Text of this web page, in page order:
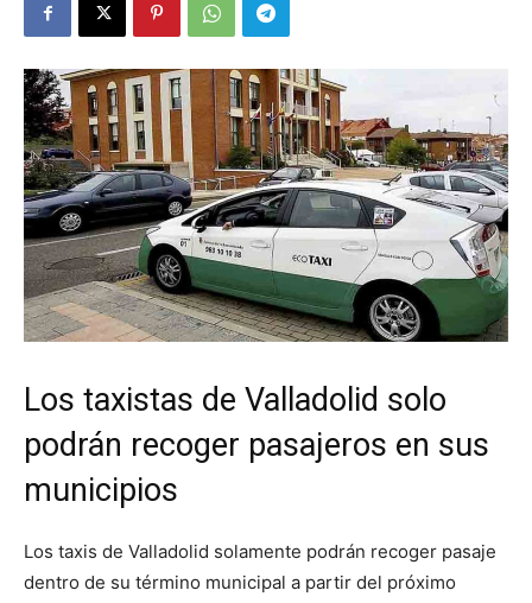
Los taxistas de Valladolid solo
podrán recoger pasajeros en sus
municipios
Los taxis de Valladolid solamente podrán recoger pasaje
dentro de su término municipal a partir del próximo